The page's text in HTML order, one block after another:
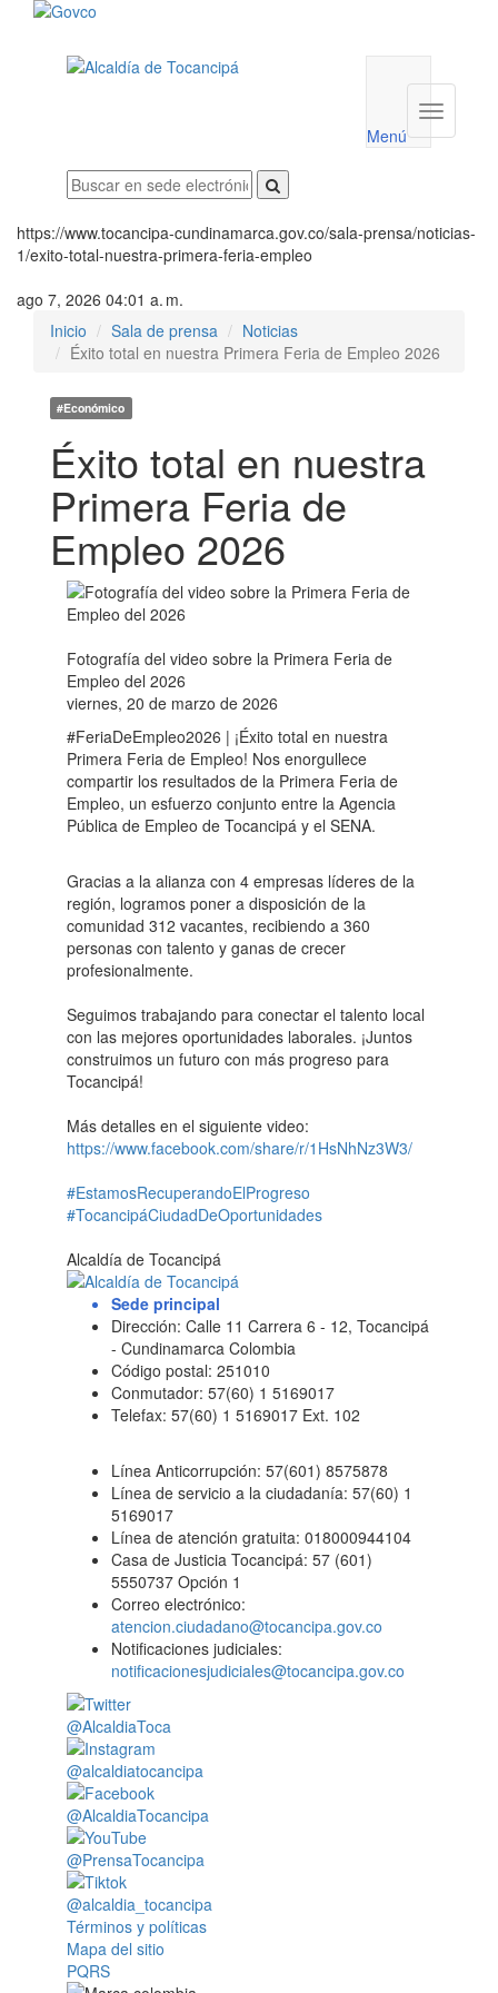
utilidades
Menú
Menú
https://www.tocancipa-cundinamarca.gov.co/sala-prensa/noticias-
1/exito-total-nuestra-primera-feria-empleo
ago 7, 2026 04:01 a. m.
Inicio
Sala de prensa
Noticias
Éxito total en nuestra Primera Feria de Empleo 2026
#Económico
Éxito total en nuestra
Primera Feria de
Empleo 2026
Fotografía del video sobre la Primera Feria de
Empleo del 2026
viernes, 20 de marzo de 2026
#FeriaDeEmpleo2026 | ¡Éxito total en nuestra
Primera Feria de Empleo! Nos enorgullece
compartir los resultados de la Primera Feria de
Empleo, un esfuerzo conjunto entre la Agencia
Pública de Empleo de Tocancipá y el SENA.
​Gracias a la alianza con 4 empresas líderes de la
región, logramos poner a disposición de la
comunidad 312 vacantes, recibiendo a 360
personas con talento y ganas de crecer
profesionalmente.
​Seguimos trabajando para conectar el talento local
con las mejores oportunidades laborales. ¡Juntos
construimos un futuro con más progreso para
Tocancipá!
Más detalles en el siguiente video:
https://www.facebook.com/share/r/1HsNhNz3W3/
#EstamosRecuperandoElProgreso
#TocancipáCiudadDeOportunidades
Alcaldía de Tocancipá
Sede principal
Dirección: Calle 11 Carrera 6 - 12, Tocancipá
- Cundinamarca Colombia
Código postal: 251010
Conmutador: 57(60) 1 5169017
Telefax: 57(60) 1 5169017 Ext. 102
Línea Anticorrupción: 57(601) 8575878
Línea de servicio a la ciudadanía: 57(60) 1
5169017
Línea de atención gratuita: 018000944104
Casa de Justicia Tocancipá: 57 (601)
5550737 Opción 1
Correo electrónico:
atencion.ciudadano@tocancipa.gov.co
Notificaciones judiciales:
notificacionesjudiciales@tocancipa.gov.co
@AlcaldiaToca
@alcaldiatocancipa
@AlcaldiaTocancipa
@PrensaTocancipa
@alcaldia_tocancipa
Términos y políticas
Mapa del sitio
PQRS